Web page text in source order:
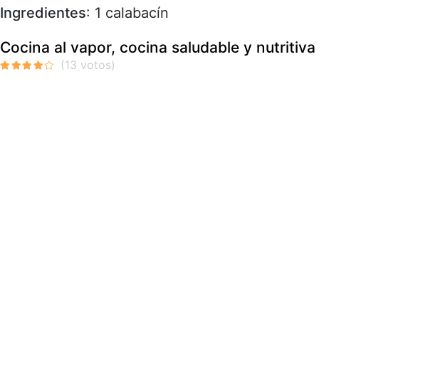
Ingredientes: 1 calabacín
Cocina al vapor, cocina saludable y nutritiva